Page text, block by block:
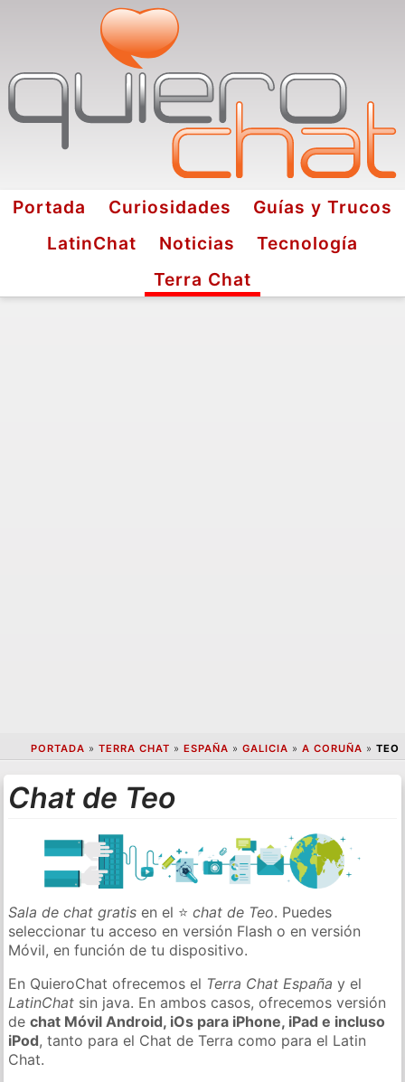
Portada Curiosidades
Guías y Trucos
LatinChat
Noticias
Tecnología
Terra Chat
PORTADA » TERRA CHAT » ESPAÑA » GALICIA » A CORUÑA » TEO
Chat de Teo
Sala de chat gratis en el ⭐chat de Teo. Puedes
seleccionar tu acceso en versión Flash o en versión
Móvil, en función de tu dispositivo.
En QuieroChat ofrecemos el Terra Chat España y el
LatinChat sin java. En ambos casos, ofrecemos versión
dechat Móvil Android, iOs para iPhone, iPad e incluso
iPod, tanto para el Chat de Terra como para el Latin
Chat.